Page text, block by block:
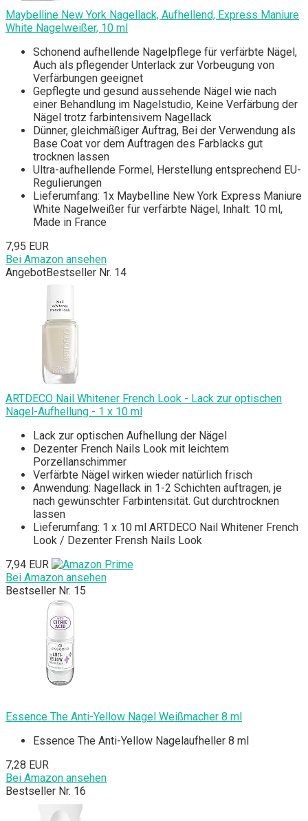
Maybelline New York Nagellack, Aufhellend, Express Maniure
White Nagelweißer, 10 ml
Schonend aufhellende Nagelpflege für verfärbte Nägel,
Auch als pflegender Unterlack zur Vorbeugung von
Verfärbungen geeignet
Gepflegte und gesund aussehende Nägel wie nach
einer Behandlung im Nagelstudio, Keine Verfärbung der
Nägel trotz farbintensivem Nagellack
Dünner, gleichmäßiger Auftrag, Bei der Verwendung als
Base Coat vor dem Auftragen des Farblacks gut
trocknen lassen
Ultra-aufhellende Formel, Herstellung entsprechend EU-
Regulierungen
Lieferumfang: 1x Maybelline New York Express Maniure
White Nagelweißer für verfärbte Nägel, Inhalt: 10 ml,
Made in France
7,95 EUR
Bei Amazon ansehen
AngebotBestseller Nr. 14
ARTDECO Nail Whitener French Look - Lack zur optischen
Nagel-Aufhellung - 1 x 10 ml
Lack zur optischen Aufhellung der Nägel
Dezenter French Nails Look mit leichtem
Porzellanschimmer
Verfärbte Nägel wirken wieder natürlich frisch
Anwendung: Nagellack in 1-2 Schichten auftragen, je
nach gewünschter Farbintensität. Gut durchtrocknen
lassen
Lieferumfang: 1 x 10 ml ARTDECO Nail Whitener French
Look / Dezenter Frensh Nails Look
7,94 EUR
Bei Amazon ansehen
Bestseller Nr. 15
Essence The Anti-Yellow Nagel Weißmacher 8 ml
Essence The Anti-Yellow Nagelaufheller 8 ml
7,28 EUR
Bei Amazon ansehen
Bestseller Nr. 16